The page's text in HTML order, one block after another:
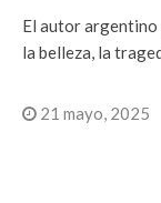
El autor argentino
la belleza, la
21 mayo, 2025